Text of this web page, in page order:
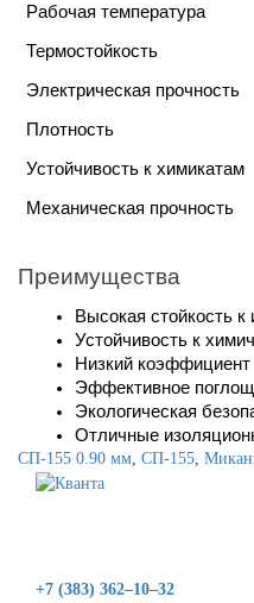
Рабочая температура
Термостойкость
Электрическая прочность
Плотность
Устойчивость к химикатам
Механическая прочность
Преимущества
Высокая стойкость
Устойчивость к
Низкий коэффициент
Эффективное
Экологическая
Отличные
СП-155 0.90 мм, СП-155,
+7 (383) 362–10–32